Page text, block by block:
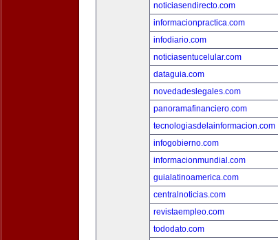
noticiasendirecto.com
informacionpractica.com
infodiario.com
noticiasentucelular.com
dataguia.com
novedadeslegales.com
panoramafinanciero.com
tecnologiasdelainformacion.com
infogobierno.com
informacionmundial.com
guialatinoamerica.com
centralnoticias.com
revistaempleo.com
tododato.com